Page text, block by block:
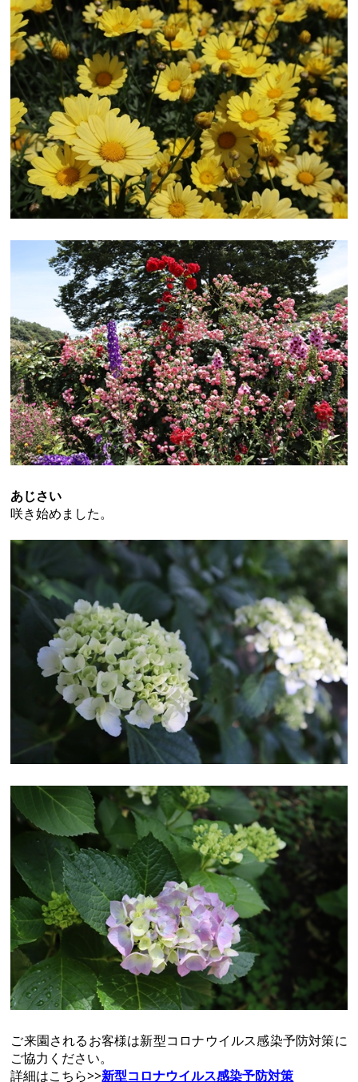
あじさい
咲き始めました。
ご来園されるお客様は新型コロナウイルス感染予防対策に
ご協力ください。
詳細はこちら>>新型コロナウイルス感染予防対策